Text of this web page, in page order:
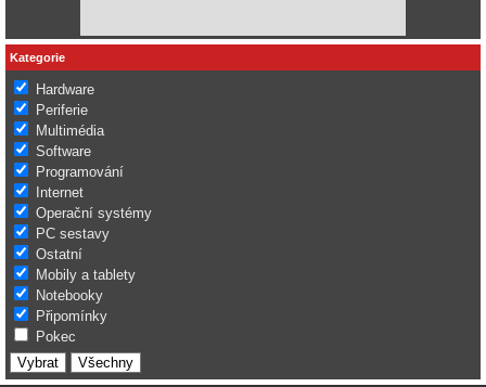
Kategorie
Hardware
Periferie
Multimédia
Software
Programování
Internet
Operační systémy
PC sestavy
Ostatní
Mobily a tablety
Notebooky
Připomínky
Pokec